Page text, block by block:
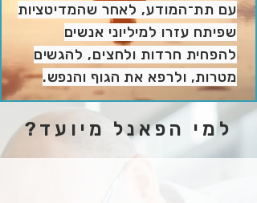
עם תת־המודע, לאחר שהמדיטציות
שפיתח עזרו למיליוני אנשים
להפחית חרדות ולחצים, להגשים
מטרות, ולרפא את הגוף והנפש.
למי הפאנל מיועד?